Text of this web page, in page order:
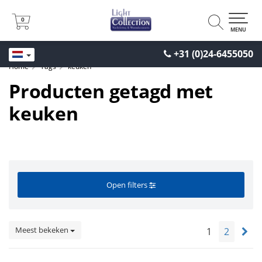
+31 (0)24-6455050
0
0
MENU
Home Tags keuken
Producten getagd met
keuken
Open filters
Meest bekeken 1 2